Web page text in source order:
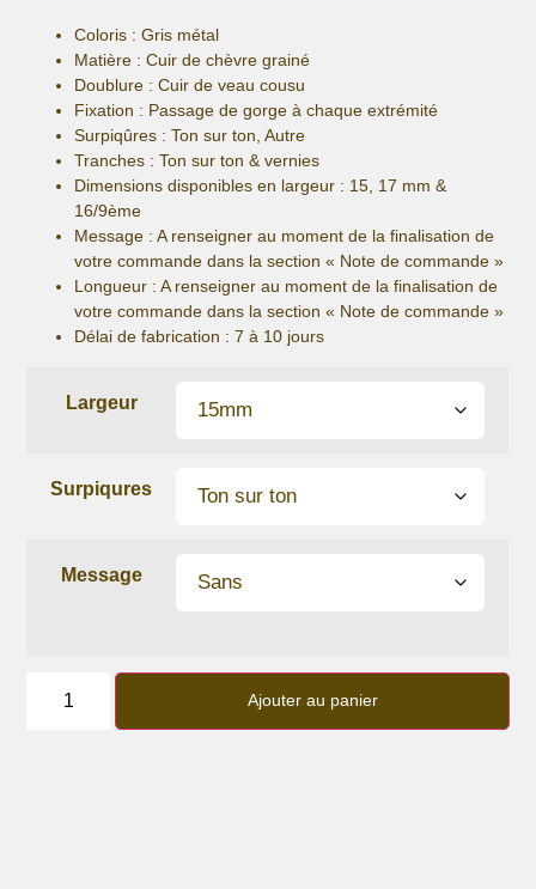
47,00 €
à
52,00 €
Coloris : Gris métal
Matière : Cuir de chèvre grainé
Doublure : Cuir de veau cousu
Fixation : Passage de gorge à chaque extrémité
Surpiqûres : Ton sur ton, Autre
Tranches : Ton sur ton & vernies
Dimensions disponibles en largeur : 15, 17 mm &
16/9ème
Message : A renseigner au moment de la finalisation de
votre commande dans la section « Note de commande »
Longueur : A renseigner au moment de la finalisation de
votre commande dans la section « Note de commande »
Délai de fabrication : 7 à 10 jours
Largeur
Surpiqures
Message
Bracelet
Ajouter au panier